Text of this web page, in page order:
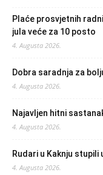
Plaće prosvjetnih
jula veće za 10 posto
4. Augusta 2026.
Dobra saradnja za
4. Augusta 2026.
Najavljen hitni
4. Augusta 2026.
Rudari u Kaknju stupili
4. Augusta 2026.